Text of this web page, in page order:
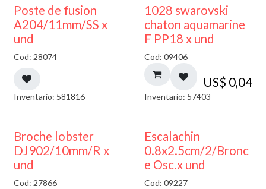
Poste de fusion
A204/11mm/SS x
und
Cod: 28074
Inventario: 581816
1028 swarovski
chaton aquamarine
F PP18 x und
Cod: 09406
US$ 0,04
Inventario: 57403
Broche lobster
DJ902/10mm/R x
und
Cod: 27866
Escalachin
0.8x2.5cm/2/Bronc
e Osc.x und
Cod: 09227